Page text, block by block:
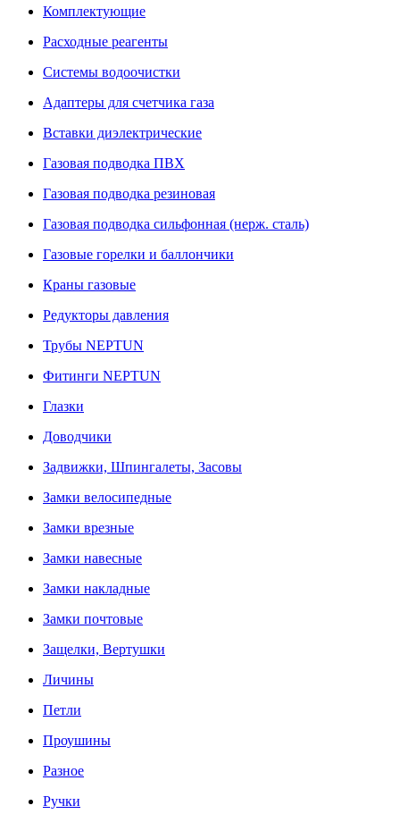
Комплектующие
Расходные реагенты
Системы водоочистки
Адаптеры для счетчика газа
Вставки диэлектрические
Газовая подводка ПВХ
Газовая подводка резиновая
Газовая подводка сильфонная (нерж. сталь)
Газовые горелки и баллончики
Краны газовые
Редукторы давления
Трубы NEPTUN
Фитинги NEPTUN
Глазки
Доводчики
Задвижки, Шпингалеты, Засовы
Замки велосипедные
Замки врезные
Замки навесные
Замки накладные
Замки почтовые
Защелки, Вертушки
Личины
Петли
Проушины
Разное
Ручки